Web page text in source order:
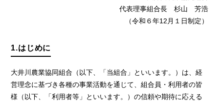
代表理事組合長 杉山 芳浩
（令和６年12月１日制定）
1.はじめに
大井川農業協同組合（以下、「当組合」といいます。）は、経
営理念に基づき各種の事業活動を通じて、組合員・利用者の皆
様（以下、「利用者等」といいます。）の信頼や期待に応える